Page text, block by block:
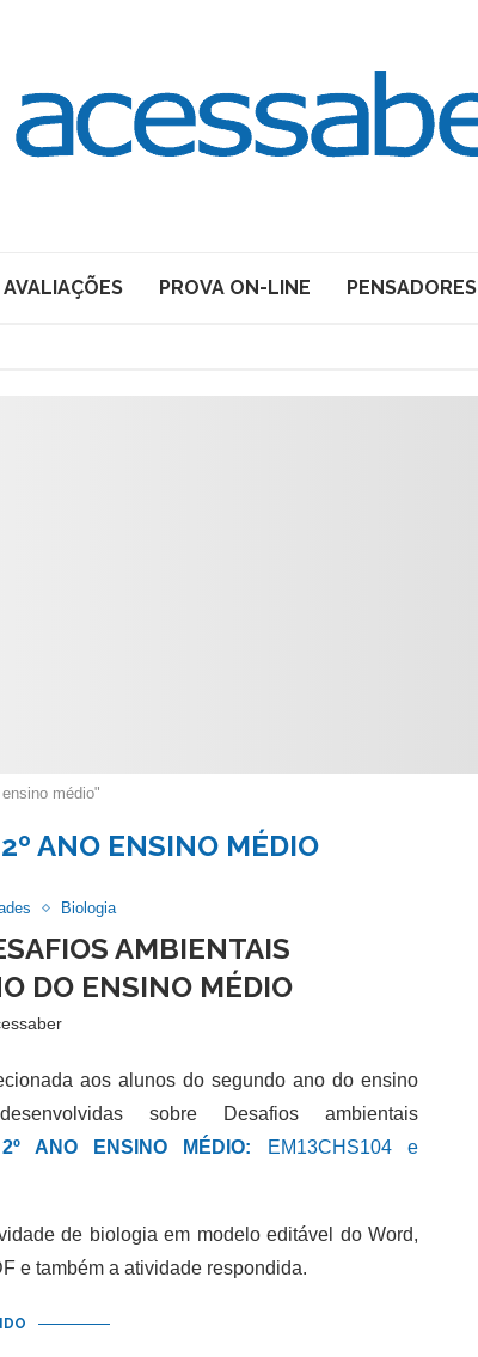
AVALIAÇÕES PROVA ON-LINE PENSADORES
médio"
ANO ENSINO MÉDIO
Biologia
AMBIENTAIS
DO ENSINO MÉDIO
aos alunos do segundo ano do ensino
sobre Desafios ambientais
ANO ENSINO MÉDIO: EM13CHS104 e
de biologia em modelo editável do Word,
e também a atividade respondida.